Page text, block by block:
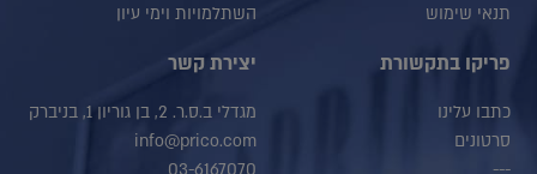
תנאי שימוש
השתלמויות וימי עיון
פריקו בתקשורת
כתבו עלינו
סרטונים
יצירת קשר
מגדלי ב.ס.ר. 2, בן גוריון 1, בניברק
info@prico.com